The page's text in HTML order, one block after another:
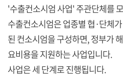
'수출컨소시엄 사업' 주관단체를
수출컨소시엄은 업종별 협·단체
된 컨소시엄을 구성하면, 정부가
요비용을 지원하는 사업입니다.
사업은 세 단계로 진행됩니다.